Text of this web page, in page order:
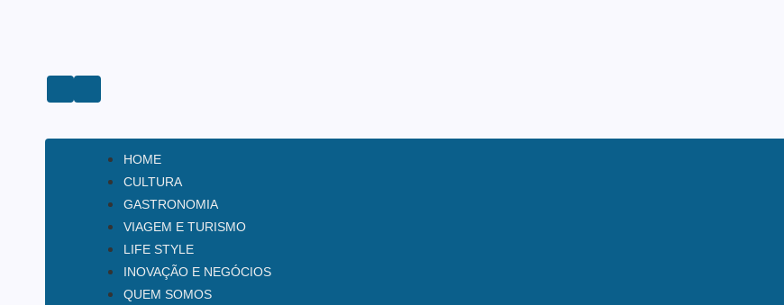
HOME
CULTURA
GASTRONOMIA
VIAGEM E TURISMO
LIFE STYLE
INOVAÇÃO E NEGÓCIOS
QUEM SOMOS